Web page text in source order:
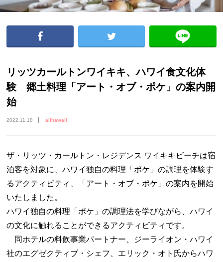
リッツカールトンワイキキ、ハワイ食文化体
験 郷土料理「アート・オブ・ポケ」の案内開
始
2022.11.18 allhawaii
ザ・リッツ・カールトン・レジデンス ワイキキビーチは宿
泊客を対象に、ハワイ独自の料理「ポケ」の調理を体験す
るアクティビティ、「アート・オブ・ポケ」の案内を開始
いたしました。
ハワイ独自の料理「ポケ」の調理法を学びながら、ハワイ
の文化に触れることができるアクティビティです。
同ホテルの料飲事業パートナー、ジーライオン・ハワイ
社のエグゼクティブ・シェフ、エリック・オト氏からハワ